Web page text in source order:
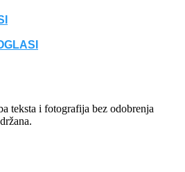
teksta i fotografija bez odobrenja